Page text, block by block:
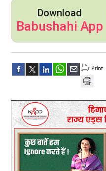
Download
Babushahi App